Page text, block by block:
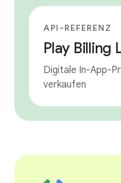
API-REFERENZ
Play Billing
Digitale In-App-
verkaufen